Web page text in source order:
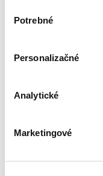
keby sme mohli
súhlasu
Potrebné
Personalizačné
Analytické
Marketingové